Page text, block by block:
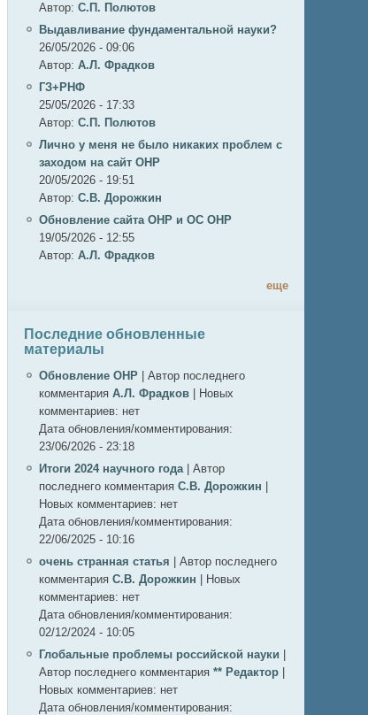
Автор: C.П. Полютов
Выдавливание фундаментальной науки?
26/05/2026 - 09:06
Автор: А.Л. Фрадков
ГЗ+РНФ
25/05/2026 - 17:33
Автор: C.П. Полютов
Лично у меня не было никаких проблем с
заходом на сайт ОНР
20/05/2026 - 19:51
Автор: С.В. Дорожкин
Обновление сайта ОНР и ОС ОНР
19/05/2026 - 12:55
Автор: А.Л. Фрадков
еще
Последние обновленные
материалы
Обновление ОНР
Автор последнего
комментария А.Л. Фрадков
Новых
комментариев: нет
Дата обновления/комментирования:
23/06/2026 - 23:18
Итоги 2024 научного года
Автор
последнего комментария С.В. Дорожкин
Новых комментариев: нет
Дата обновления/комментирования:
22/06/2025 - 10:16
очень странная статья
Автор последнего
комментария С.В. Дорожкин
Новых
комментариев: нет
Дата обновления/комментирования:
02/12/2024 - 10:05
Глобальные проблемы российской науки
Автор последнего комментария ** Редактор
Новых комментариев: нет
Дата обновления/комментирования: